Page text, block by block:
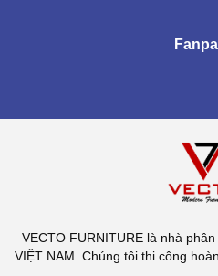
VECTO FURNITURE là nhà
VIỆT NAM. Chúng tôi thi công